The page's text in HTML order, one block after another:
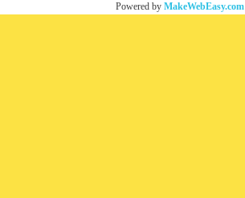
Powered by MakeWebEasy.com